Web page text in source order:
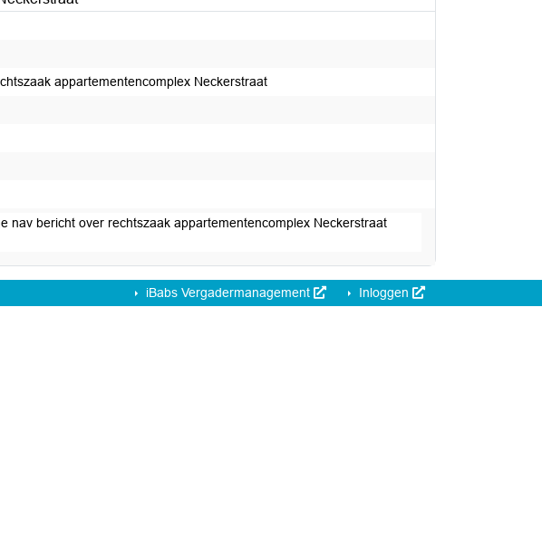
appartementencomplex Neckerstraat
nav bericht over rechtszaak appartementencomplex Neckerstraat
iBabs Vergadermanagement Inloggen